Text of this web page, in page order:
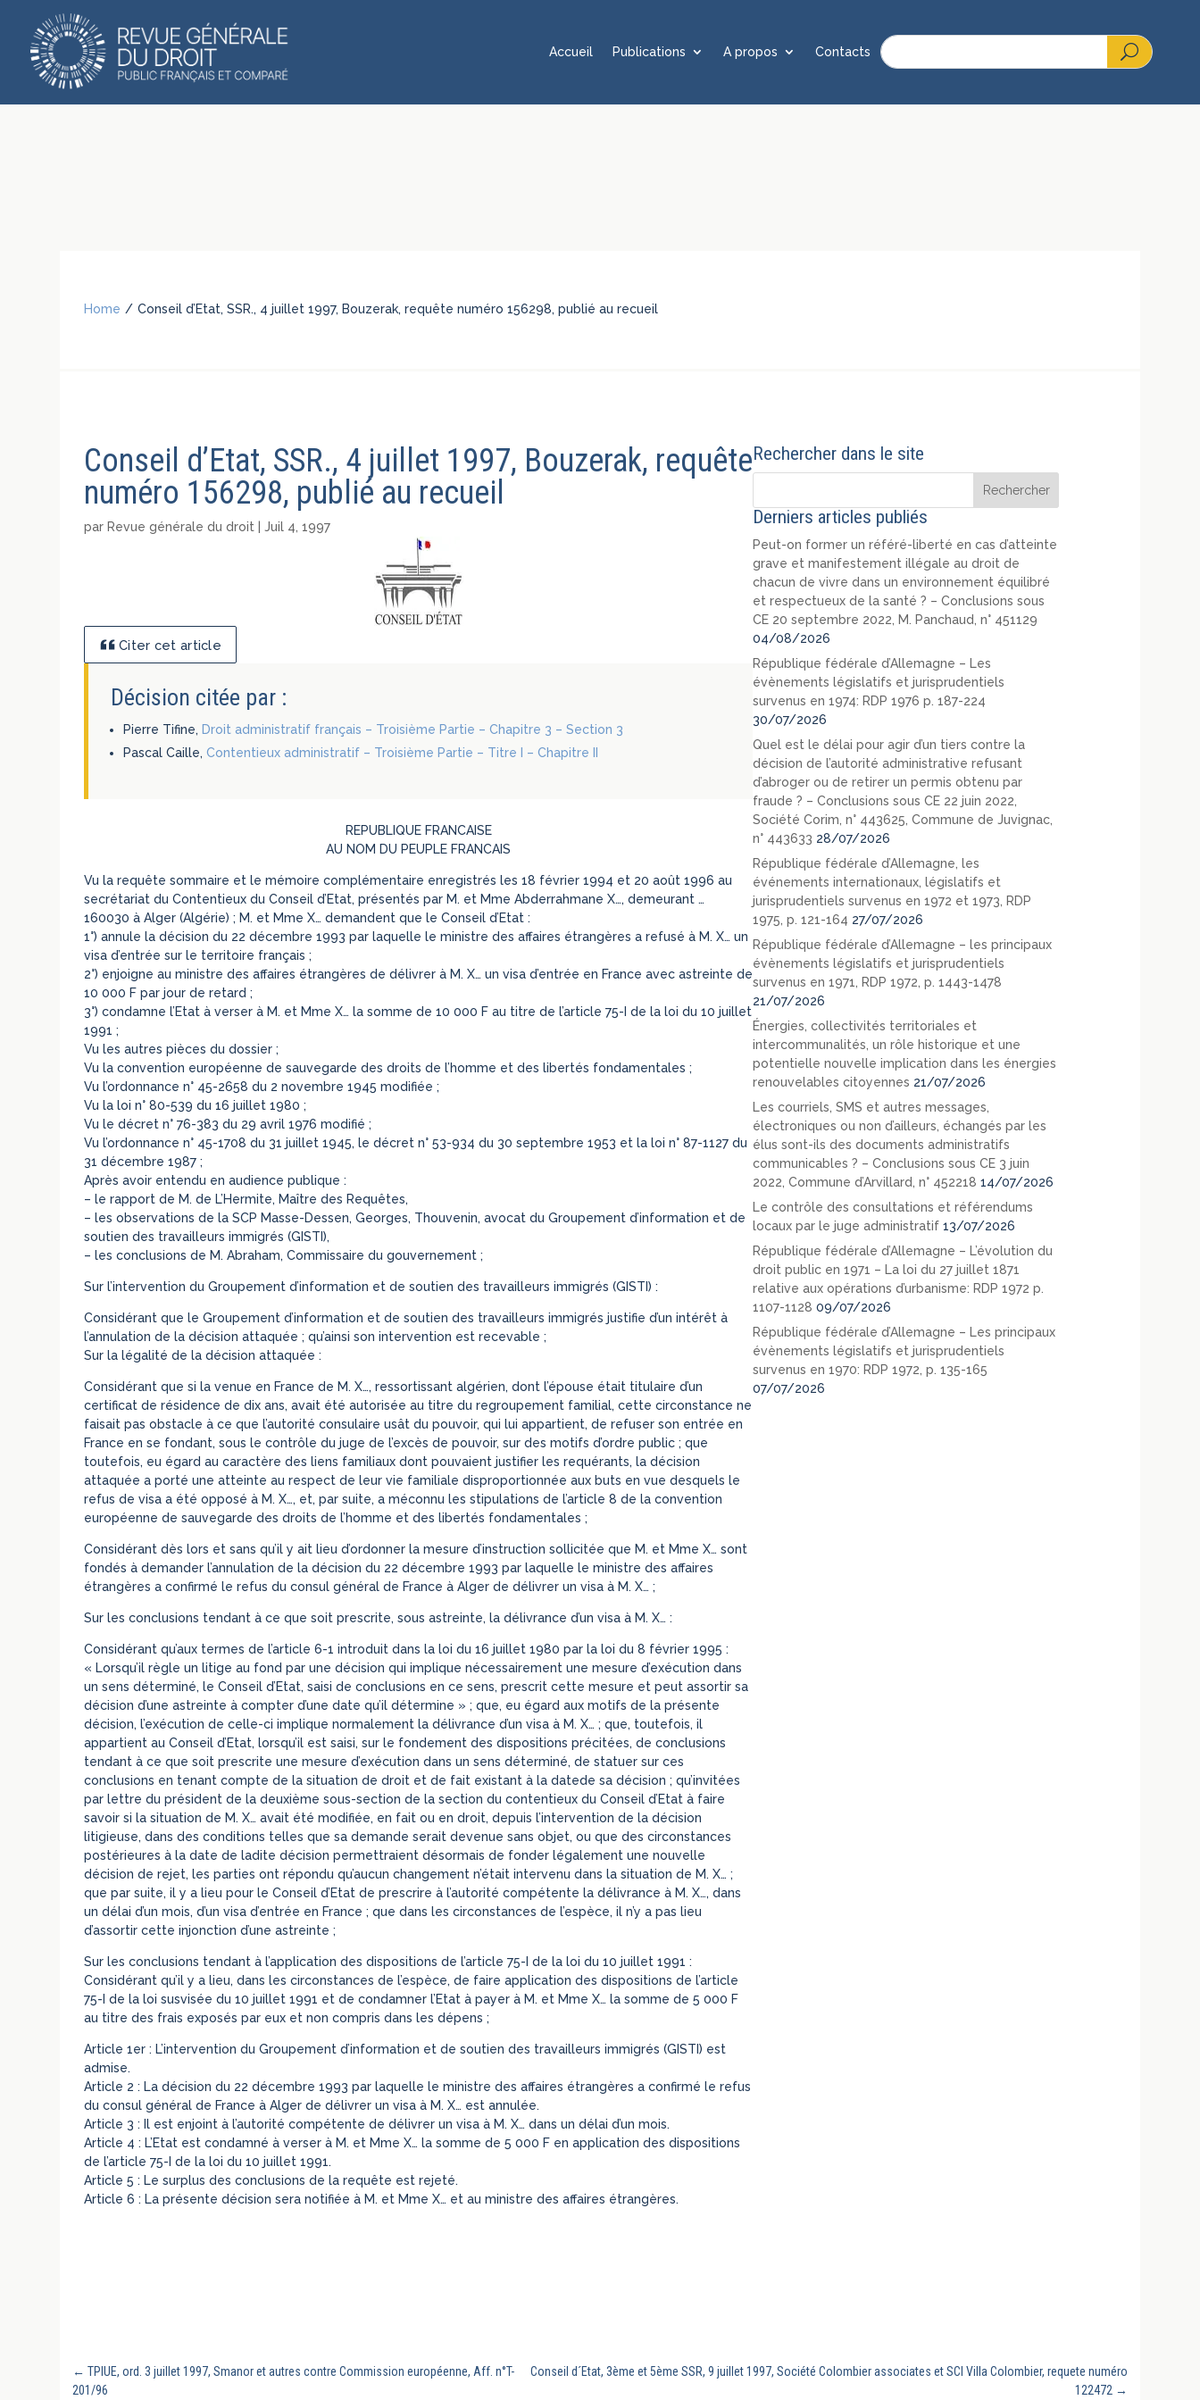
Accueil Publications A propos Contacts
Home / Conseil d’Etat, SSR., 4 juillet 1997, Bouzerak, requête numéro 156298, publié au recueil
Conseil d’Etat, SSR., 4 juillet 1997, Bouzerak, requête
numéro 156298, publié au recueil
par Revue générale du droit |Juil 4, 1997
Citer cet article
Décision citée par :
Pierre Tifine, Droit administratif français – Troisième Partie – Chapitre 3 – Section 3
Pascal Caille,Contentieux administratif – Troisième Partie – Titre I – Chapitre II
REPUBLIQUE FRANCAISE
AU NOM DU PEUPLE FRANCAIS
Vu la requête sommaire et le mémoire complémentaire enregistrés les 18 février 1994 et 20 août 1996 au
secrétariat du Contentieux du Conseil d’Etat, présentés par M. et Mme Abderrahmane X…, demeurant …
160030 à Alger (Algérie) ; M. et Mme X… demandent que le Conseil d’Etat :
1°) annule la décision du 22 décembre 1993 par laquelle le ministre des affaires étrangères a refusé à M. X… un
visa d’entrée sur le territoire français ;
2°) enjoigne au ministre des affaires étrangères de délivrer à M. X… un visa d’entrée en France avec astreinte de
10 000 F par jour de retard ;
3°) condamne l’Etat à verser à M. et Mme X… la somme de 10 000 F au titre de l’article 75-I de la loi du 10 juillet
1991 ;
Vu les autres pièces du dossier ;
Vu la convention européenne de sauvegarde des droits de l’homme et des libertés fondamentales ;
Vu l’ordonnance n° 45-2658 du 2 novembre 1945 modifiée ;
Vu la loi n° 80-539 du 16 juillet 1980 ;
Vu le décret n° 76-383 du 29 avril 1976 modifié ;
Vu l’ordonnance n° 45-1708 du 31 juillet 1945, le décret n° 53-934 du 30 septembre 1953 et la loi n° 87-1127 du
31 décembre 1987 ;
Après avoir entendu en audience publique :
– le rapport de M. de L’Hermite, Maître des Requêtes,
– les observations de la SCP Masse-Dessen, Georges, Thouvenin, avocat du Groupement d’information et de
soutien des travailleurs immigrés (GISTI),
– les conclusions de M. Abraham, Commissaire du gouvernement ;
Sur l’intervention du Groupement d’information et de soutien des travailleurs immigrés (GISTI) :
Considérant que le Groupement d’information et de soutien des travailleurs immigrés justifie d’un intérêt à
l’annulation de la décision attaquée ; qu’ainsi son intervention est recevable ;
Sur la légalité de la décision attaquée :
Considérant que si la venue en France de M. X…, ressortissant algérien, dont l’épouse était titulaire d’un
certificat de résidence de dix ans, avait été autorisée au titre du regroupement familial, cette circonstance ne
faisait pas obstacle à ce que l’autorité consulaire usât du pouvoir, qui lui appartient, de refuser son entrée en
France en se fondant, sous le contrôle du juge de l’excès de pouvoir, sur des motifs d’ordre public ; que
toutefois, eu égard au caractère des liens familiaux dont pouvaient justifier les requérants, la décision
attaquée a porté une atteinte au respect de leur vie familiale disproportionnée aux buts en vue desquels le
refus de visa a été opposé à M. X…, et, par suite, a méconnu les stipulations de l’article 8 de la convention
européenne de sauvegarde des droits de l’homme et des libertés fondamentales ;
Considérant dès lors et sans qu’il y ait lieu d’ordonner la mesure d’instruction sollicitée que M. et Mme X… sont
fondés à demander l’annulation de la décision du 22 décembre 1993 par laquelle le ministre des affaires
étrangères a confirmé le refus du consul général de France à Alger de délivrer un visa à M. X… ;
Sur les conclusions tendant à ce que soit prescrite, sous astreinte, la délivrance d’un visa à M. X… :
Considérant qu’aux termes de l’article 6-1 introduit dans la loi du 16 juillet 1980 par la loi du 8 février 1995 :
« Lorsqu’il règle un litige au fond par une décision qui implique nécessairement une mesure d’exécution dans
un sens déterminé, le Conseil d’Etat, saisi de conclusions en ce sens, prescrit cette mesure et peut assortir sa
décision d’une astreinte à compter d’une date qu’il détermine » ; que, eu égard aux motifs de la présente
décision, l’exécution de celle-ci implique normalement la délivrance d’un visa à M. X… ; que, toutefois, il
appartient au Conseil d’Etat, lorsqu’il est saisi, sur le fondement des dispositions précitées, de conclusions
tendant à ce que soit prescrite une mesure d’exécution dans un sens déterminé, de statuer sur ces
conclusions en tenant compte de la situation de droit et de fait existant à la datede sa décision ; qu’invitées
par lettre du président de la deuxième sous-section de la section du contentieux du Conseil d’Etat à faire
savoir si la situation de M. X… avait été modifiée, en fait ou en droit, depuis l’intervention de la décision
litigieuse, dans des conditions telles que sa demande serait devenue sans objet, ou que des circonstances
postérieures à la date de ladite décision permettraient désormais de fonder légalement une nouvelle
décision de rejet, les parties ont répondu qu’aucun changement n’était intervenu dans la situation de M. X… ;
que par suite, il y a lieu pour le Conseil d’Etat de prescrire à l’autorité compétente la délivrance à M. X…, dans
un délai d’un mois, d’un visa d’entrée en France ; que dans les circonstances de l’espèce, il n’y a pas lieu
d’assortir cette injonction d’une astreinte ;
Sur les conclusions tendant à l’application des dispositions de l’article 75-I de la loi du 10 juillet 1991 :
Considérant qu’il y a lieu, dans les circonstances de l’espèce, de faire application des dispositions de l’article
75-I de la loi susvisée du 10 juillet 1991 et de condamner l’Etat à payer à M. et Mme X… la somme de 5 000 F
au titre des frais exposés par eux et non compris dans les dépens ;
Article 1er : L’intervention du Groupement d’information et de soutien des travailleurs immigrés (GISTI) est
admise.
Article 2 : La décision du 22 décembre 1993 par laquelle le ministre des affaires étrangères a confirmé le refus
du consul général de France à Alger de délivrer un visa à M. X… est annulée.
Article 3 : Il est enjoint à l’autorité compétente de délivrer un visa à M. X… dans un délai d’un mois.
Article 4 : L’Etat est condamné à verser à M. et Mme X… la somme de 5 000 F en application des dispositions
de l’article 75-I de la loi du 10 juillet 1991.
Article 5 : Le surplus des conclusions de la requête est rejeté.
Article 6 : La présente décision sera notifiée à M. et Mme X… et au ministre des affaires étrangères.
Rechercher dans le site
Derniers articles publiés
Peut-on former un référé-liberté en cas d’atteinte
grave et manifestement illégale au droit de
chacun de vivre dans un environnement équilibré
et respectueux de la santé ? – Conclusions sous
CE 20 septembre 2022, M. Panchaud, n° 451129
04/08/2026
République fédérale d’Allemagne – Les
évènements législatifs et jurisprudentiels
survenus en 1974: RDP 1976 p. 187-224
30/07/2026
Quel est le délai pour agir d’un tiers contre la
décision de l’autorité administrative refusant
d’abroger ou de retirer un permis obtenu par
fraude ? – Conclusions sous CE 22 juin 2022,
Société Corim, n° 443625, Commune de Juvignac,
n° 443633 28/07/2026
République fédérale d’Allemagne, les
événements internationaux, législatifs et
jurisprudentiels survenus en 1972 et 1973, RDP
1975, p. 121-164 27/07/2026
République fédérale d’Allemagne – les principaux
évènements législatifs et jurisprudentiels
survenus en 1971, RDP 1972, p. 1443-1478
21/07/2026
Énergies, collectivités territoriales et
intercommunalités, un rôle historique et une
potentielle nouvelle implication dans les énergies
renouvelables citoyennes 21/07/2026
Les courriels, SMS et autres messages,
électroniques ou non d’ailleurs, échangés par les
élus sont-ils des documents administratifs
communicables ? – Conclusions sous CE 3 juin
2022, Commune d’Arvillard, n° 452218 14/07/2026
Le contrôle des consultations et référendums
locaux par le juge administratif 13/07/2026
République fédérale d’Allemagne – L’évolution du
droit public en 1971 – La loi du 27 juillet 1871
relative aux opérations d’urbanisme: RDP 1972 p.
1107-1128 09/07/2026
République fédérale d’Allemagne – Les principaux
évènements législatifs et jurisprudentiels
survenus en 1970: RDP 1972, p. 135-165
07/07/2026
← TPIUE, ord. 3 juillet 1997, Smanor et autres contre Commission européenne, Aff. n°T-
201/96
Conseil d´Etat, 3ème et 5ème SSR, 9 juillet 1997, Société Colombier associates et SCI Villa Colombier, requete numéro
122472 →